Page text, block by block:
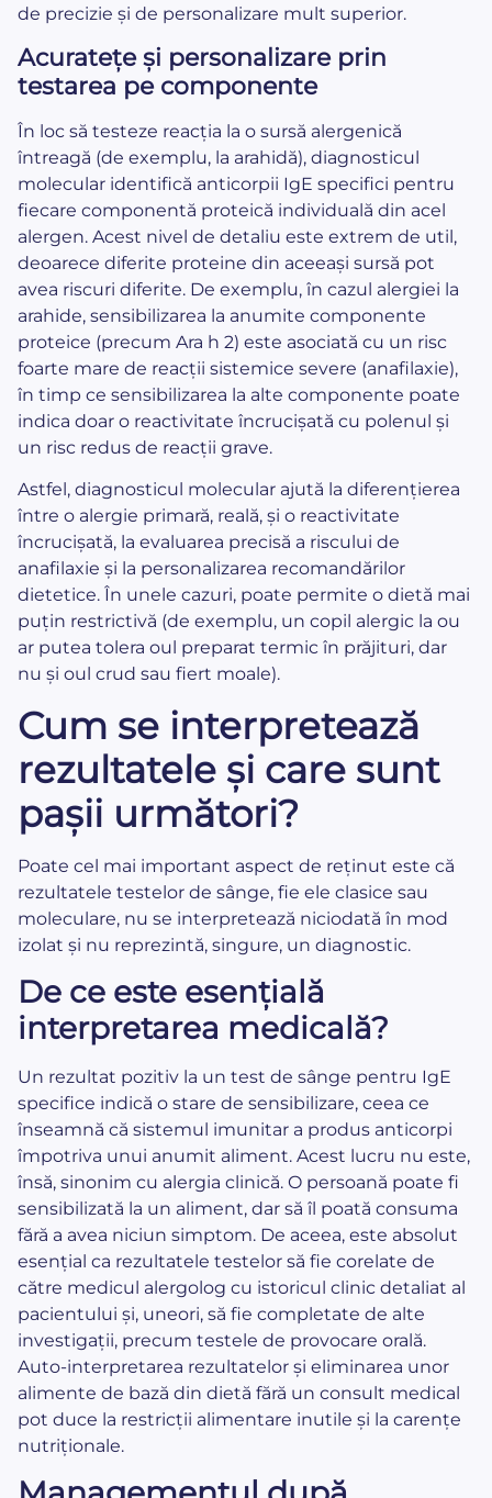
de precizie și de personalizare mult superior.
Acuratețe și personalizare prin
testarea pe componente
În loc să testeze reacția la o sursă alergenică
întreagă (de exemplu, la arahidă), diagnosticul
molecular identifică anticorpii IgE specifici pentru
fiecare componentă proteică individuală din acel
alergen. Acest nivel de detaliu este extrem de util,
deoarece diferite proteine din aceeași sursă pot
avea riscuri diferite. De exemplu, în cazul alergiei la
arahide, sensibilizarea la anumite componente
proteice (precum Ara h 2) este asociată cu un risc
foarte mare de reacții sistemice severe (anafilaxie),
în timp ce sensibilizarea la alte componente poate
indica doar o reactivitate încrucișată cu polenul și
un risc redus de reacții grave.
Astfel, diagnosticul molecular ajută la diferențierea
între o alergie primară, reală, și o reactivitate
încrucișată, la evaluarea precisă a riscului de
anafilaxie și la personalizarea recomandărilor
dietetice. În unele cazuri, poate permite o dietă mai
puțin restrictivă (de exemplu, un copil alergic la ou
ar putea tolera oul preparat termic în prăjituri, dar
nu și oul crud sau fiert moale).
Cum se interpretează
rezultatele și care sunt
pașii următori?
Poate cel mai important aspect de reținut este că
rezultatele testelor de sânge, fie ele clasice sau
moleculare, nu se interpretează niciodată în mod
izolat și nu reprezintă, singure, un diagnostic.
De ce este esențială
interpretarea medicală?
Un rezultat pozitiv la un test de sânge pentru IgE
specifice indică o stare de sensibilizare, ceea ce
înseamnă că sistemul imunitar a produs anticorpi
împotriva unui anumit aliment. Acest lucru nu este,
însă, sinonim cu alergia clinică. O persoană poate fi
sensibilizată la un aliment, dar să îl poată consuma
fără a avea niciun simptom. De aceea, este absolut
esențial ca rezultatele testelor să fie corelate de
către medicul alergolog cu istoricul clinic detaliat al
pacientului și, uneori, să fie completate de alte
investigații, precum testele de provocare orală.
Auto-interpretarea rezultatelor și eliminarea unor
alimente de bază din dietă fără un consult medical
pot duce la restricții alimentare inutile și la carențe
nutriționale.